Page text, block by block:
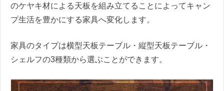
のケヤキ材による天板を組み立てることによってキャン
プ生活を豊かにする家具へ変化します。
家具のタイプは横型天板テーブル・縦型天板テーブル・
シェルフの3種類から選ぶことができます。